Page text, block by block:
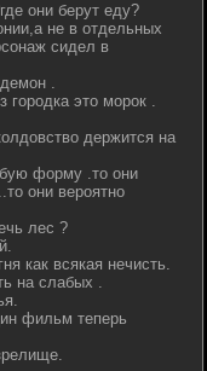
они берут еду?
не в отдельных
сидел в
.
городка это морок .
держится на
форму .то они
они вероятно
лес ?
как всякая нечисть.
на слабых .
фильм теперь